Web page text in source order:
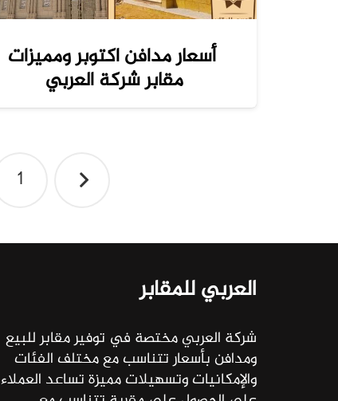
أسعار مدافن اكتوبر ومميزات
مقابر شركة العربي
1
العربي للمقابر
شركة العربي مختصة في توفير مقابر للبيع
ومدافن بأسعار تتناسب مع مختلف الفئات
والإمكانيات وتسهيلات مميزة تساعد العملاء